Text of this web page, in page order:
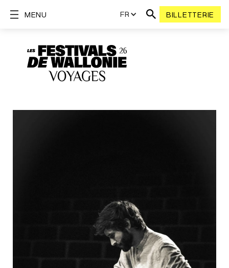
FR BILLETTERIE
MENU